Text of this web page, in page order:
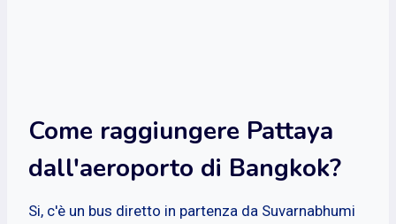
Come raggiungere Pattaya
dall'aeroporto di Bangkok?
Si, c'è un bus diretto in partenza da Suvarnabhumi